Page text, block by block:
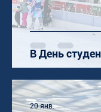
В День
20 янв.